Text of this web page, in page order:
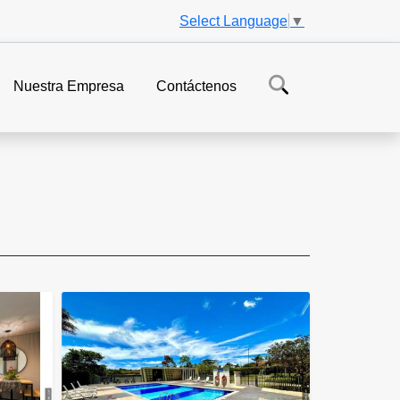
Select Language ▼
Nuestra Empresa Contáctenos